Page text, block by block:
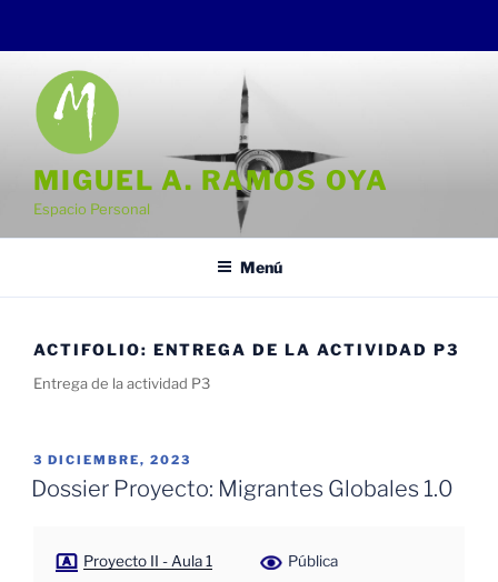
contenido
MIGUEL A. RAMOS OYA
Espacio Personal
Menú
ACTIFOLIO: ENTREGA DE LA ACTIVIDAD P3
Entrega de la actividad P3
PUBLICADO
EL
3 DICIEMBRE, 2023
Dossier Proyecto: Migrantes Globales 1.0
Proyecto II - Aula 1 Pública